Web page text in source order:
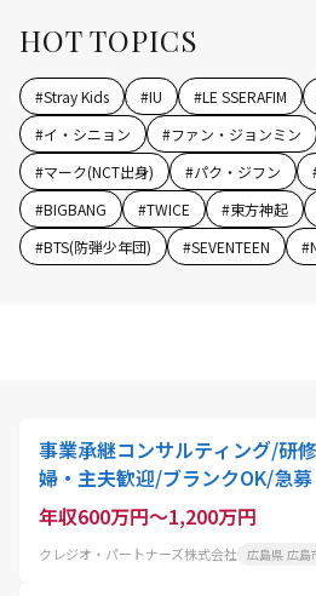
HOT TOPICS
#Stray Kids #IU #LE SSERAFIM
#イ・シニョン #ファン・ジョンミン
#マーク(NCT出身) #パク・ジフン
#BIGBANG #TWICE #東方神起
#BTS(防弾少年団) #SEVENTEEN #
事業承継コンサルティング/研
婦・主夫歓迎/ブランクOK/急募
年収600万円～1,200万円
クレジオ・パートナーズ株式会社 広島県 広島